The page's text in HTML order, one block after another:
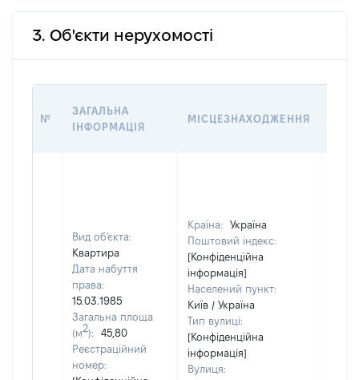
3. Об'єкти нерухомості
№
ЗАГАЛЬНА
ІНФОРМАЦІЯ
МІСЦЕЗНАХОДЖЕННЯ
Вид об'єкта:
Квартира
Дата набуття
права:
15.03.1985
Загальна площа
(м2):
45,80
Реєстраційний
номер:
Країна:
Україна
Поштовий індекс:
[Конфіденційна
інформація]
Населений пункт:
Київ / Україна
Тип вулиці:
[Конфіденційна
інформація]
Вулиця: